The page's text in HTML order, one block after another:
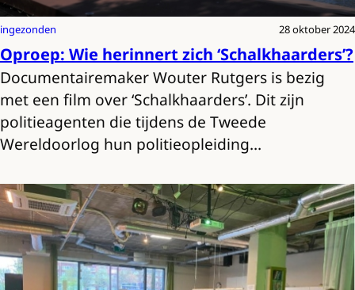
ingezonden 28 oktober 2024
Oproep: Wie herinnert zich ‘Schalkhaarders’?
Documentairemaker Wouter Rutgers is bezig
met een film over ‘Schalkhaarders’. Dit zijn
politieagenten die tijdens de Tweede
Wereldoorlog hun politieopleiding…